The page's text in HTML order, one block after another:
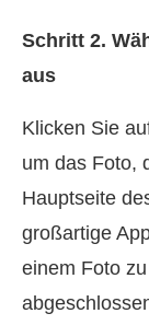
Schritt 2.
aus
Klicken Sie
um das Foto,
Hauptseite
großartige
einem Foto